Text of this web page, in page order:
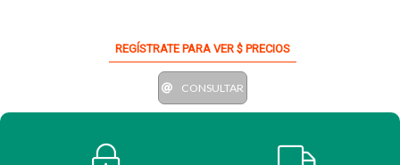
REGÍSTRATE PARA VER $ PRECIOS
CONSULTAR